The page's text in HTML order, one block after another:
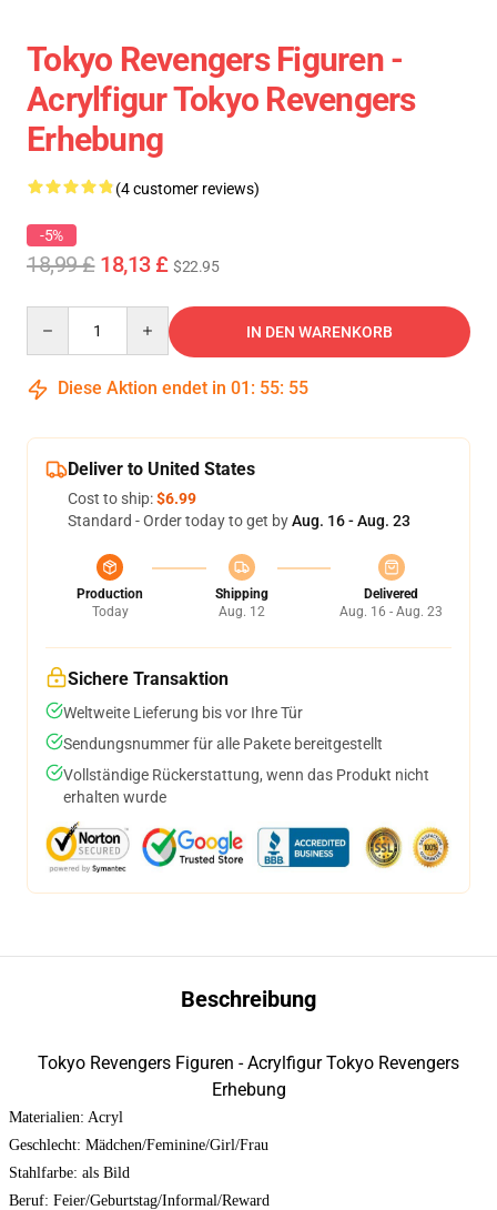
Tokyo Revengers Figuren -
Acrylfigur Tokyo Revengers
Erhebung
(4 customer reviews)
-5%
18,99 £ 18,13 £ $22.95
IN DEN WARENKORB
Diese Aktion endet in 01 : 55: 54
Deliver to United States
Cost to ship:$6.99
Standard - Order today to get byAug. 16 - Aug. 23
Production
Today
Shipping
Aug. 12
Delivered
Aug. 16 - Aug. 23
Sichere Transaktion
Weltweite Lieferung bis vor Ihre Tür
Sendungsnummer für alle Pakete bereitgestellt
Vollständige Rückerstattung, wenn das Produkt nicht
erhalten wurde
Beschreibung
Tokyo Revengers Figuren - Acrylfigur Tokyo Revengers
Erhebung
Materialien: Acryl
Geschlecht: Mädchen/Feminine/Girl/Frau
Stahlfarbe: als Bild
Beruf: Feier/Geburtstag/Informal/Reward